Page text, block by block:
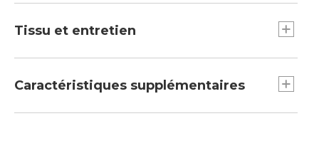
Tombe sur les hanches.
ample.
Tissu et entretien
texturé et ultraléger.
Caractéristiques supplémentaires